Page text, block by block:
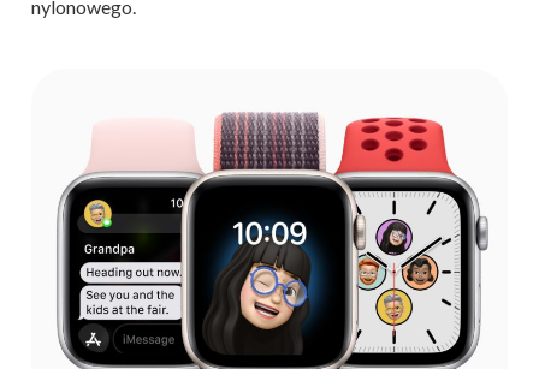
nylonowego.